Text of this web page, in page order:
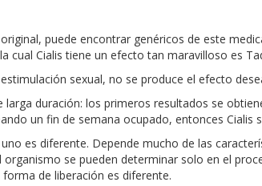
puede encontrar genéricos de este
cual Cialis tiene un efecto tan maravilloso es
sexual, no se produce el efecto
duración: los primeros resultados se
un fin de semana ocupado, entonces Cialis
es diferente. Depende mucho de las
se pueden determinar solo en el
de liberación es diferente.